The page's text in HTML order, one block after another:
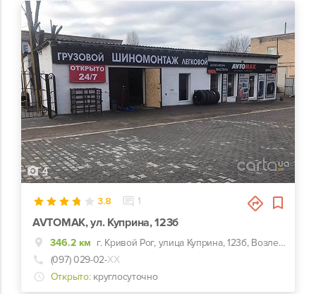
4
3.8 1
AVTOMAK, ул. Куприна, 123б
346.2 км
г. Кривой Рог, улица Куприна, 123б, Возле отделения Новой Почты №1
(097) 029-02-ХХ
Открыто: круглосуточно